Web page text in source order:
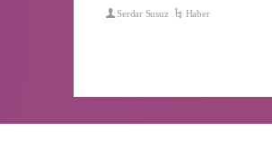
Serdar Susuz Haber